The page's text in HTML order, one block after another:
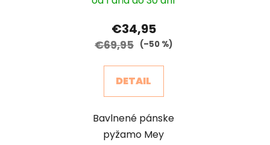
€34,95
€69,95 (–50 %)
DETAIL
Bavlnené pánske
pyžamo Mey